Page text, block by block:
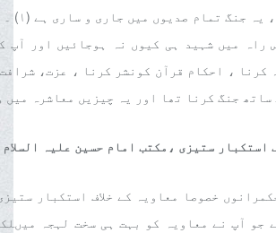
ظلم
کرنا ، احکام قرآن کونشر کرنا ، عزت،
جنگ کرنا تھا اور یہ چیزیں معاشرہ میں
استکبار ستیزی ،مکتب امام حسین علیہ
خصوصا معاویہ کے خلاف استکبار
جو آپ نے معاویہ کو بہت ہی سخت لہجہ